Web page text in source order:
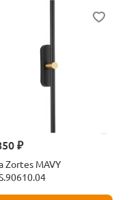
₽
Zortes MAVY